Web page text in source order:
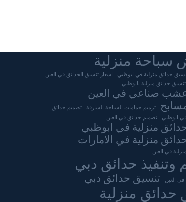
سباحة منزلية
حدائق منزلية في ابوظبي
اسعار تنسيق الحدائق في العين
حدائق منزلية بابوظبي
صناعي في العين
ترميم حمامات السباحة الشارقة
تصميم حدائق
ابوظبي
تصميم حدائق في العين
منزلية في ابوظبي
منزلية في الامارات
في العين
وتنفيذ حدائق دبي
في العين تنسيق حدائق دبي
حدائق منزلية